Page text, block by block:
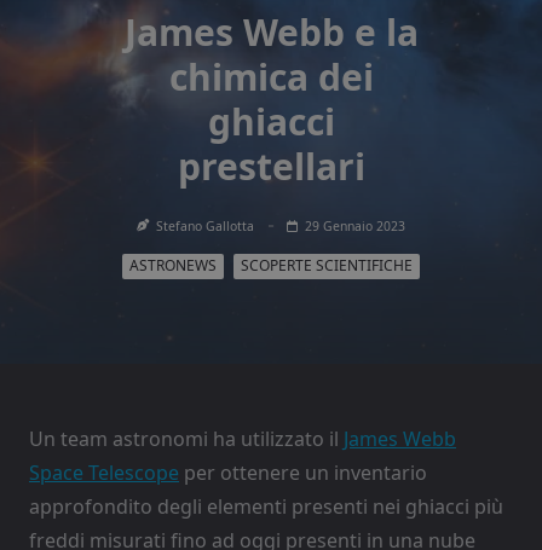
James Webb e la
chimica dei
ghiacci
prestellari
Stefano Gallotta 29 Gennaio 2023
ASTRONEWS SCOPERTE SCIENTIFICHE
Un team astronomi ha utilizzato il James Webb
Space Telescope per ottenere un inventario
approfondito degli elementi presenti nei ghiacci più
freddi misurati fino ad oggi presenti in una nube